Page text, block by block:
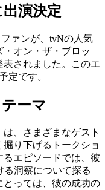
演決定
ァンが、tvNの人気
オン・ザ・ブロッ
されました。このエ
定です。
ーマ
は、さまざまなゲスト
り下げるトークショ
エピソードでは、彼
洞察について探る
っては、彼の成功の